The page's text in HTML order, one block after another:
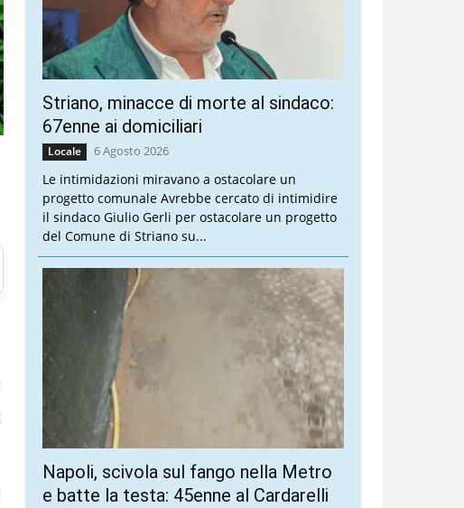
Striano, minacce di morte al sindaco:
67enne ai domiciliari
Locale 6 Agosto 2026
Le intimidazioni miravano a ostacolare un
progetto comunale Avrebbe cercato di intimidire
il sindaco Giulio Gerli per ostacolare un progetto
del Comune di Striano su...
Napoli, scivola sul fango nella Metro
e batte la testa: 45enne al Cardarelli